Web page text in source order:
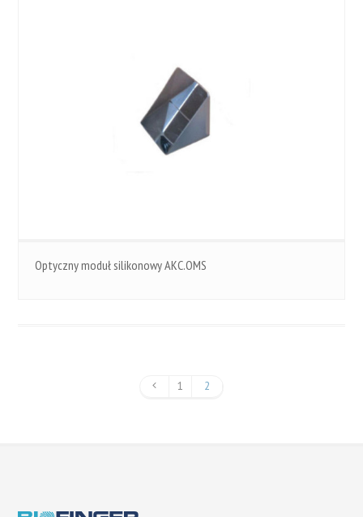
Optyczny moduł silikonowy AKC.OMS
1 2